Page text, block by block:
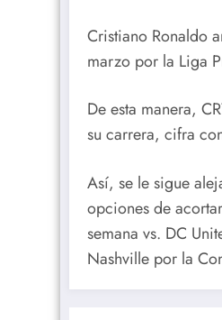
Cristiano Ronaldo
marzo por la Liga
De esta manera,
su carrera, cifra
Así, se le sigue
opciones de
semana vs. DC
Nashville por la